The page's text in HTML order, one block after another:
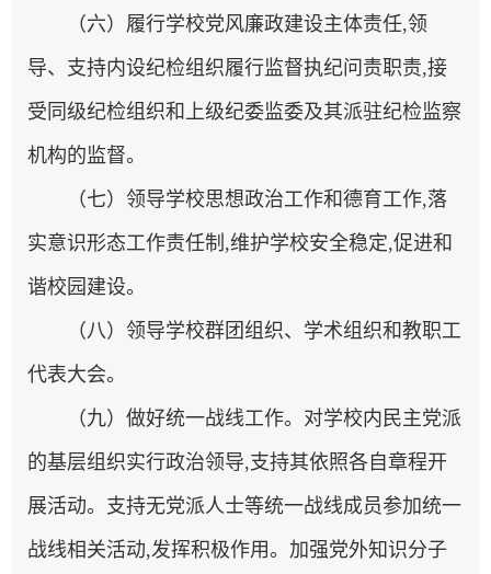
（六）履行学校党风廉政建设主体责任,领
导、支持内设纪检组织履行监督执纪问责职责,接
受同级纪检组织和上级纪委监委及其派驻纪检监察
机构的监督。
（七）领导学校思想政治工作和德育工作,落
实意识形态工作责任制,维护学校安全稳定,促进和
谐校园建设。
（八）领导学校群团组织、学术组织和教职工
代表大会。
（九）做好统一战线工作。对学校内民主党派
的基层组织实行政治领导,支持其依照各自章程开
展活动。支持无党派人士等统一战线成员参加统一
战线相关活动,发挥积极作用。加强党外知识分子